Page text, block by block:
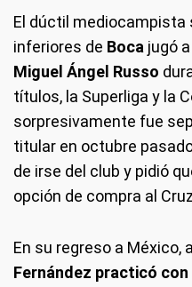
El dúctil mediocampista
inferiores de Boca jugó
Miguel Ángel Russo
títulos, la Superliga y la
sorpresivamente fue
titular en octubre
de irse del club y pidió
opción de compra al
En su regreso a México,
Fernández practicó